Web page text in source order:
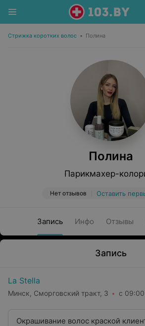
Стрижка коротких волос • Полина
Полина
Парикмахер-
Нет отзывов Оставить
Запись Инфо Отзывы
Запись
La Stella
Минск, Сморговский тракт, 3 с 09:00
Окрашивание волос краской